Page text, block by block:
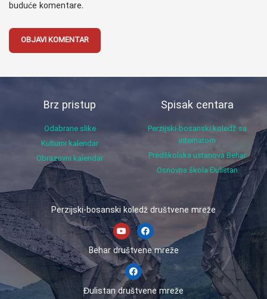
buduće komentare.
Brz pristup
Odabrane slike
Kulturni kalendar
Obrazovni kalendar
Spisak centara
Perzijski-bosanski koledž sa
internatom
Predškolska ustanova Behar
Osnovna škola Đulistan
Perzijski-bosanski koledž društvene mreže
Behar društvene mreže
Đulistan društvene mreže